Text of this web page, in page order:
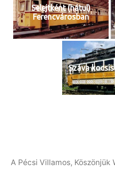
Selejtként (hátul)
Ferencvárosban
Száva
A Pécsi Villamos, Köszönjük